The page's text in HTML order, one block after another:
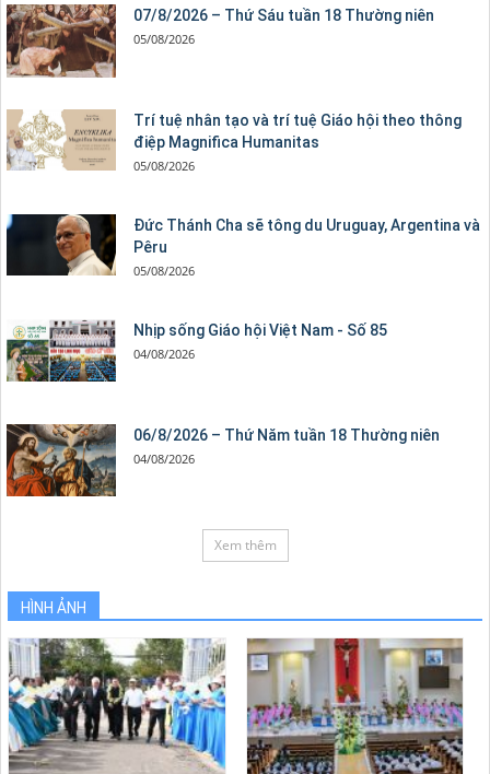
07/8/2026 – Thứ Sáu tuần 18 Thường niên
05/08/2026
Trí tuệ nhân tạo và trí tuệ Giáo hội theo thông
điệp Magnifica Humanitas
05/08/2026
Đức Thánh Cha sẽ tông du Uruguay, Argentina và
Pêru
05/08/2026
Nhịp sống Giáo hội Việt Nam - Số 85
04/08/2026
06/8/2026 – Thứ Năm tuần 18 Thường niên
04/08/2026
Xem thêm
HÌNH ẢNH